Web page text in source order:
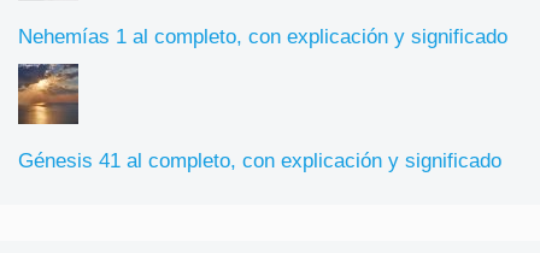
Nehemías 1 al completo, con explicación y significado
Génesis 41 al completo, con explicación y significado